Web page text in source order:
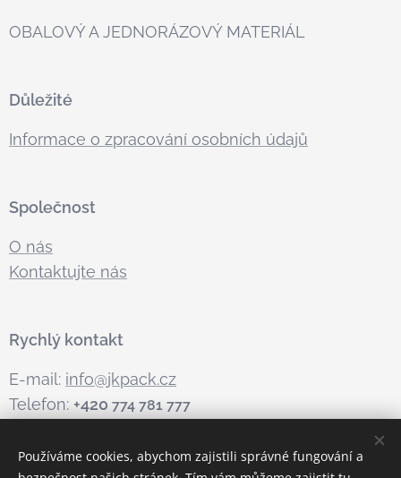
OBALOVÝ A JEDNORÁZOVÝ MATERIÁL
Důležité
Informace o zpracování osobních údajů
Společnost
O nás
Kontaktujte nás
Rychlý kontakt
E-mail: info@jkpack.cz
Telefon: +420 774 781 777
Používáme cookies, abychom zajistili správné fungování a